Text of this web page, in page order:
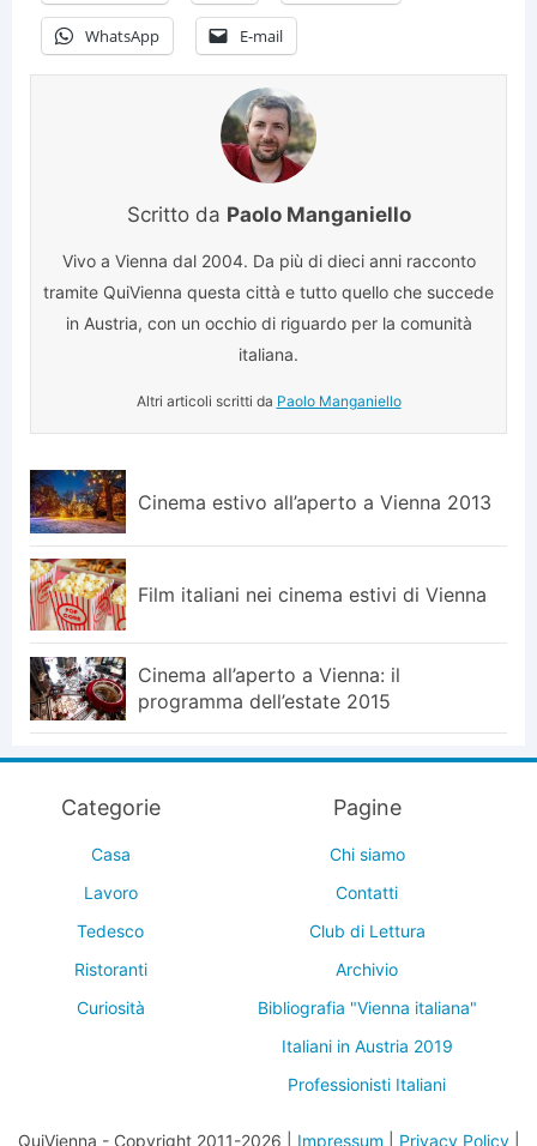
WhatsApp E-mail
Scritto da Paolo Manganiello
Vivo a Vienna dal 2004. Da più di dieci anni racconto
tramite QuiVienna questa città e tutto quello che succede
in Austria, con un occhio di riguardo per la comunità
italiana.
Altri articoli scritti da Paolo Manganiello
Cinema estivo all’aperto a Vienna 2013
Film italiani nei cinema estivi di Vienna
Cinema all’aperto a Vienna: il
programma dell’estate 2015
Categorie
Casa
Lavoro
Tedesco
Ristoranti
Curiosità
Pagine
Chi siamo
Contatti
Club di Lettura
Archivio
Bibliografia "Vienna italiana"
Italiani in Austria 2019
Professionisti Italiani
QuiVienna - Copyright 2011-2026 | Impressum Privacy Policy|